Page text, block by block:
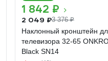
1 842 ₽
2 049 ₽3 376 ₽
Наклонный кронштейн
телевизора 32-65
Black SN14